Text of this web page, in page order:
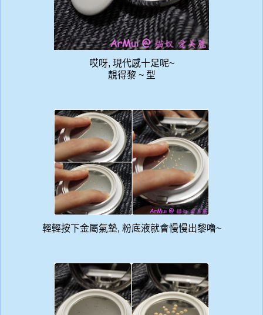
哎呀, 現代感十足呢~
靚得黎 ~ 型
輕輕按下金屬氣墊, 粉底液就會慢慢出黎嚕~